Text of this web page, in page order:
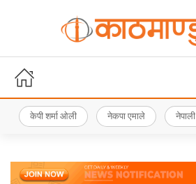
केपी शर्मा ओली नेकपा एमाले